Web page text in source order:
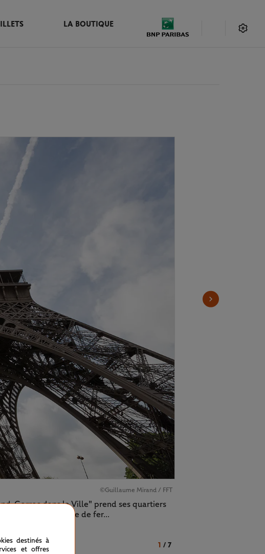
LA BOUTIQUE
©Guillaume Mirand / FFT
Garros dans la Ville" prend ses quartiers
la vénérable Dame de fer...
1 / 7
destinés à
et offres